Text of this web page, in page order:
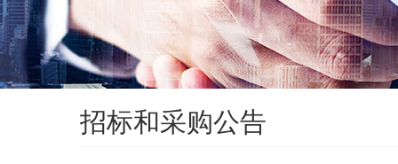
招标和采购公告